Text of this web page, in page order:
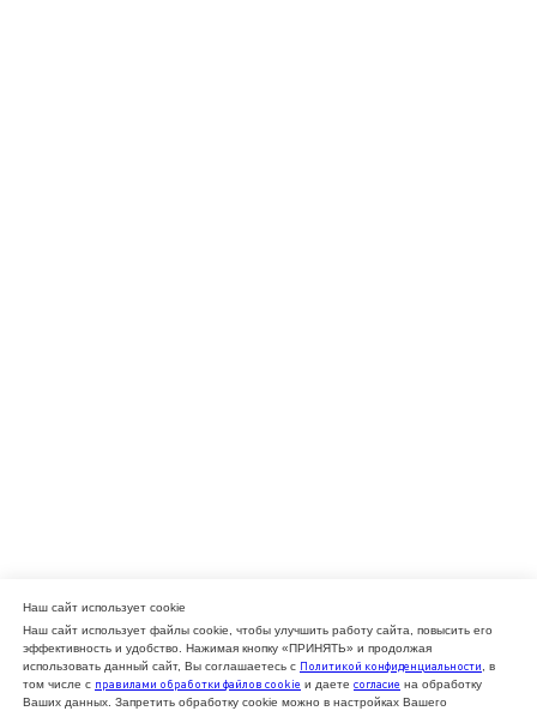
Наш сайт использует cookie
Наш сайт использует файлы cookie, чтобы улучшить работу сайта, повысить его
эффективность и удобство. Нажимая кнопку «ПРИНЯТЬ» и продолжая
использовать данный сайт, Вы соглашаетесь с Политикой конфиденциальности, в
том числе с правилами обработки файлов cookie и даете согласие на обработку
Ваших данных. Запретить обработку cookie можно в настройках Вашего